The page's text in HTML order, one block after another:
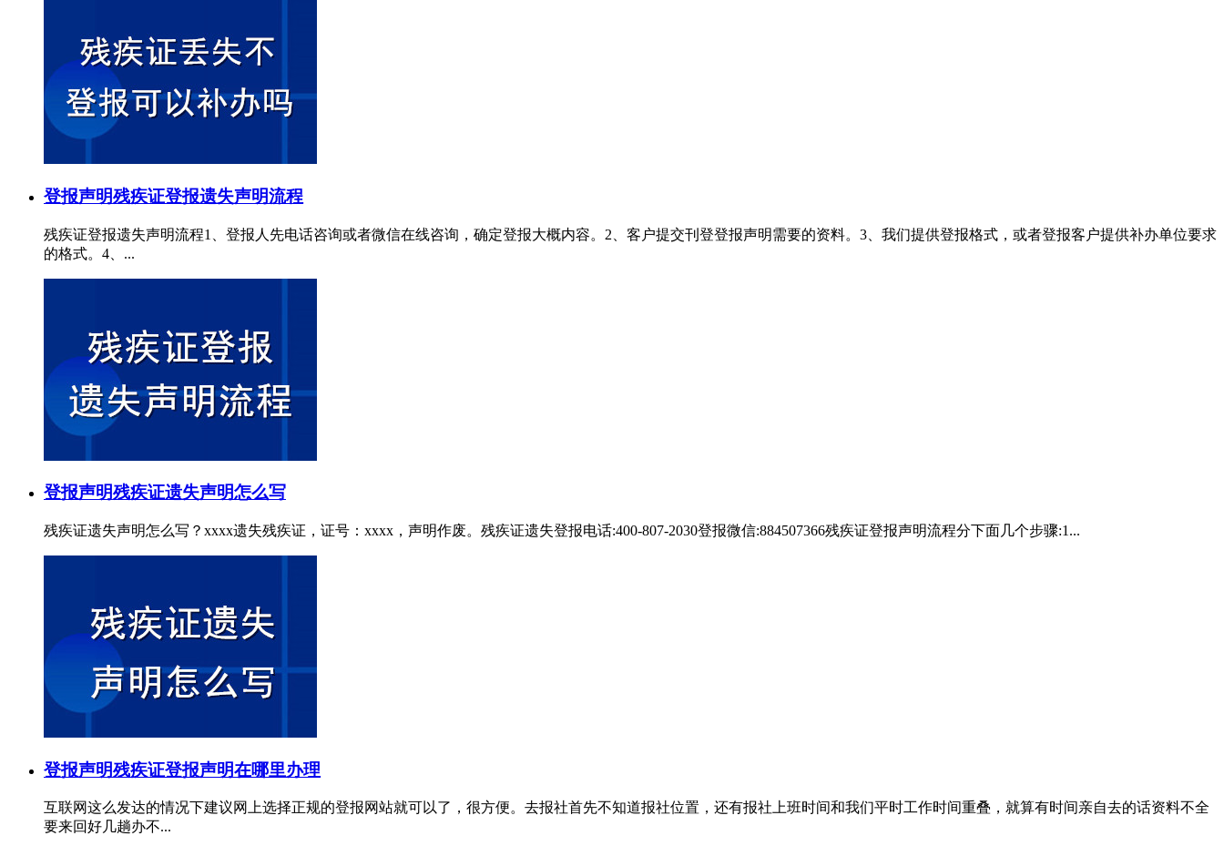
登报声明残疾证登报遗失声明流程
残疾证登报遗失声明流程1、登报人先电话咨询或者微信在线咨询，确定登报大概内容。2、客户提交刊登登报声明需要的资料。3、我们提供登报格式，或者登报客户提供补办单位要求
的格式。4、...
登报声明残疾证遗失声明怎么写
残疾证遗失声明怎么写？xxxx遗失残疾证，证号：xxxx，声明作废。残疾证遗失登报电话:400-807-2030登报微信:884507366残疾证登报声明流程分下面几个步骤:1...
登报声明残疾证登报声明在哪里办理
互联网这么发达的情况下建议网上选择正规的登报网站就可以了，很方便。去报社首先不知道报社位置，还有报社上班时间和我们平时工作时间重叠，就算有时间亲自去的话资料不全
要来回好几趟办不...